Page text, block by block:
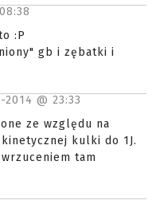
08:38
:P
gb i zębatki i
2014 @ 23:33
ze względu na
kulki do 1J.
tam